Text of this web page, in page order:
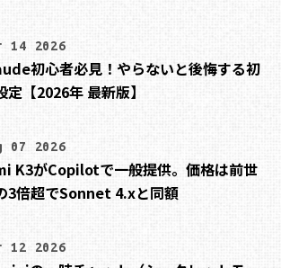
14 2026
初心者必見！やらないと後悔する初
定【2026年 最新版】
07 2026
K3がCopilotで一般提供。価格は前世
3倍超でSonnet 4.xと同額
12 2026